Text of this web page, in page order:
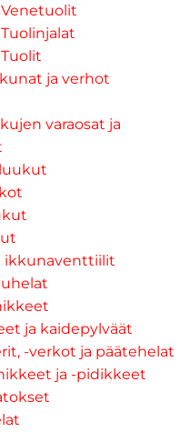
Venetuolit
Tuolinjalat
Tuolit
ja verhot
varaosat ja
ikkunaventtiilit
ja kaidepylväät
-verkot ja päätehelat
ja -pidikkeet